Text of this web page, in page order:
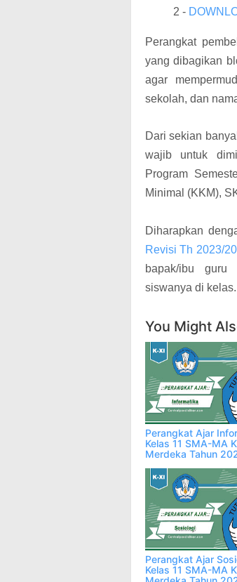
2 -
Perangkat
yang dibagikan
agar
sekolah, dan
Dari sekian
wajib untuk
Program
Minimal (KKM),
Diharapkan
Revisi Th 2023/
bapak/ibu guru
siswanya di
You Might
Perangkat Ajar
Kelas 11 SMA-MA
Merdeka Tahun
Perangkat Ajar
Kelas 11 SMA-MA